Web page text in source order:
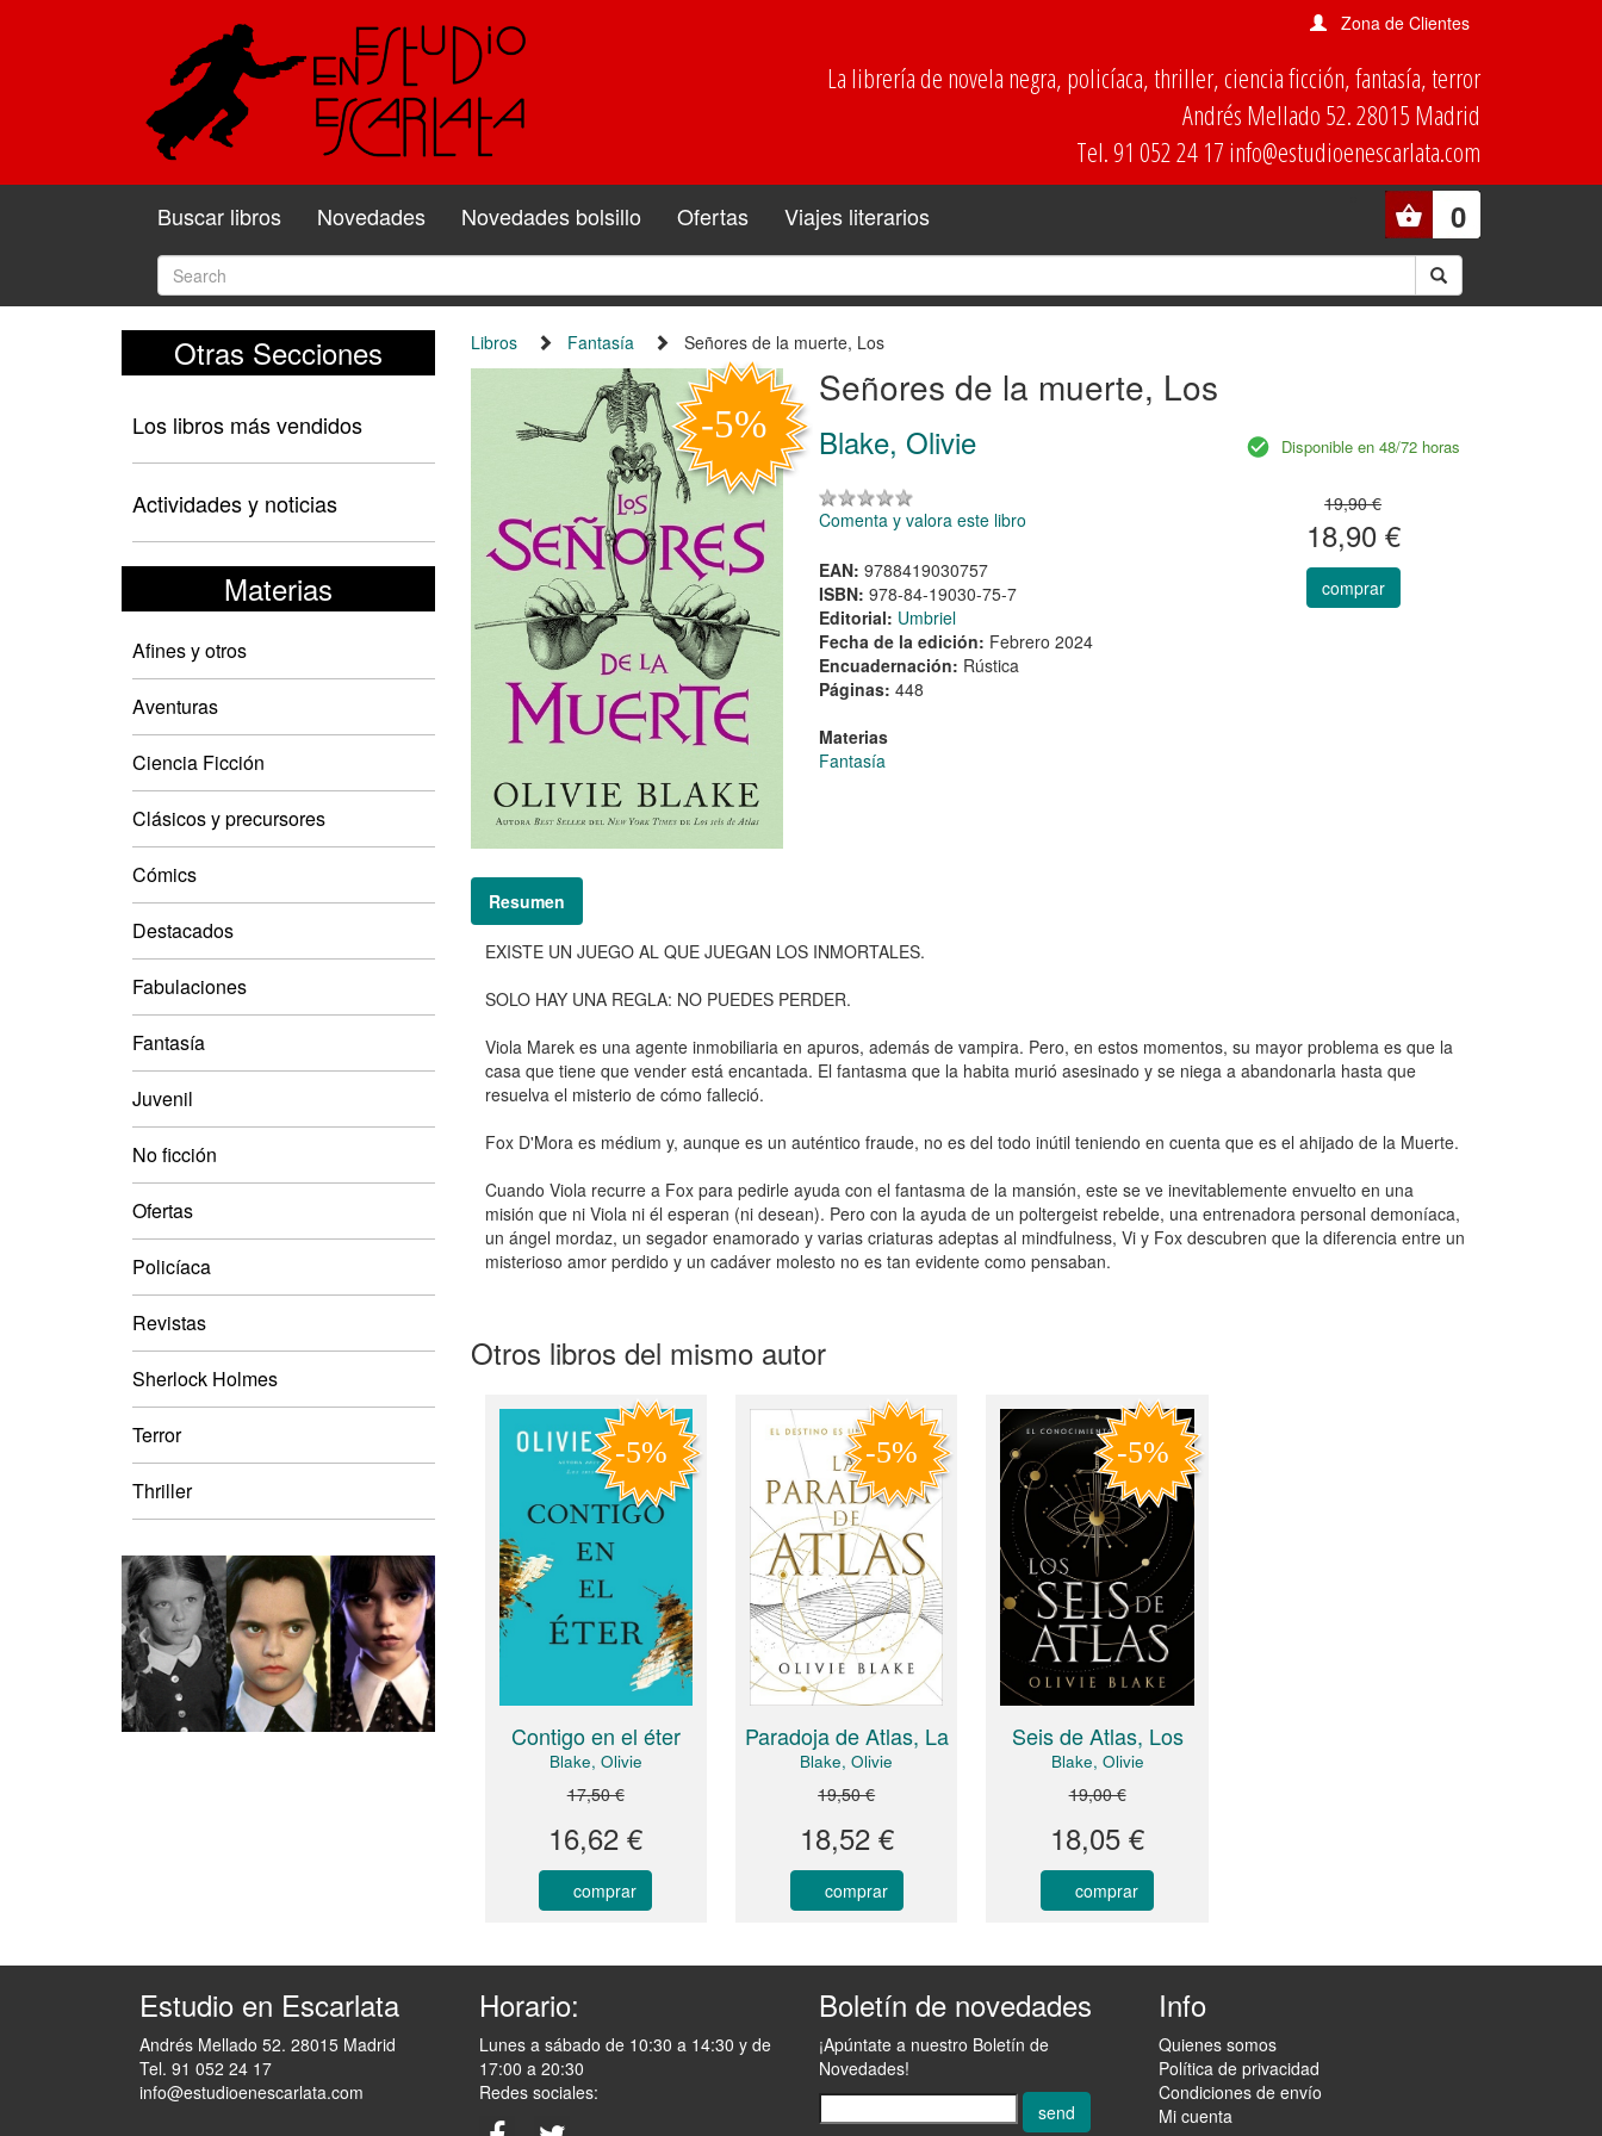
Zona de Clientes
La librería de novela negra, policíaca, thriller, ciencia ficción, fantasía, terror
Andrés Mellado 52. 28015 Madrid
Tel. 91 052 24 17 info@estudioenescarlata.com
0
Buscar libros Novedades Novedades bolsillo Ofertas Viajes literarios
Otras Secciones
Los libros más vendidos
Actividades y noticias
Materias
Afines y otros
Aventuras
Ciencia Ficción
Clásicos y precursores
Cómics
Destacados
Fabulaciones
Fantasía
Juvenil
No ficción
Ofertas
Policíaca
Revistas
Sherlock Holmes
Terror
Thriller
Libros Fantasía Señores de la muerte, Los
Señores de la muerte, Los
Blake, Olivie
Comenta y valora este libro
EAN: 9788419030757
ISBN: 978-84-19030-75-7
Editorial: Umbriel
Fecha de la edición: Febrero 2024
Encuadernación: Rústica
Páginas: 448
Materias
Fantasía
Disponible en 48/72 horas
19,90 €
18,90 €
comprar
Resumen
EXISTE UN JUEGO AL QUE JUEGAN LOS INMORTALES.
SOLO HAY UNA REGLA: NO PUEDES PERDER.
Viola Marek es una agente inmobiliaria en apuros, además de vampira. Pero, en estos momentos, su mayor problema es que la
casa que tiene que vender está encantada. El fantasma que la habita murió asesinado y se niega a abandonarla hasta que
resuelva el misterio de cómo falleció.
Fox D'Mora es médium y, aunque es un auténtico fraude, no es del todo inútil teniendo en cuenta que es el ahijado de la Muerte.
Cuando Viola recurre a Fox para pedirle ayuda con el fantasma de la mansión, este se ve inevitablemente envuelto en una
misión que ni Viola ni él esperan (ni desean). Pero con la ayuda de un poltergeist rebelde, una entrenadora personal demoníaca,
un ángel mordaz, un segador enamorado y varias criaturas adeptas al mindfulness, Vi y Fox descubren que la diferencia entre un
misterioso amor perdido y un cadáver molesto no es tan evidente como pensaban.
Otros libros del mismo autor
Contigo en el éter
Blake, Olivie
17,50 €
16,62 €
comprar
Paradoja de Atlas, La
Blake, Olivie
19,50 €
18,52 €
comprar
Seis de Atlas, Los
Blake, Olivie
19,00 €
18,05 €
comprar
Estudio en Escarlata
Andrés Mellado 52. 28015 Madrid
Tel. 91 052 24 17
info@estudioenescarlata.com
Horario:
Lunes a sábado de 10:30 a 14:30 y de
17:00 a 20:30
Redes sociales:
Boletín de novedades
¡Apúntate a nuestro Boletín de
Novedades!
send
Info
Quienes somos
Política de privacidad
Condiciones de envío
Mi cuenta